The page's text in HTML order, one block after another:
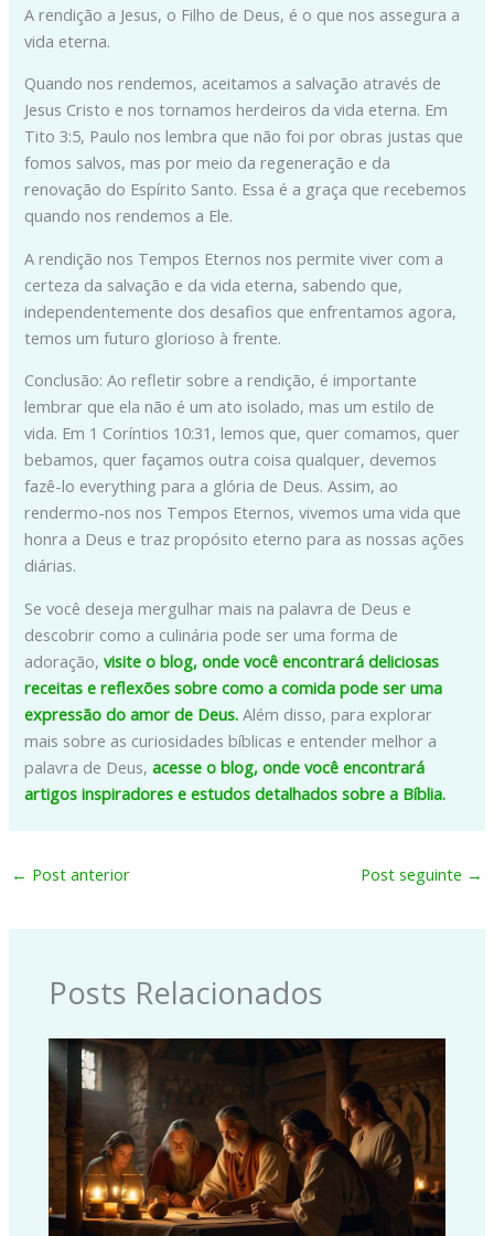
A rendição a Jesus, o Filho de Deus, é o que nos assegura a
vida eterna.
Quando nos rendemos, aceitamos a salvação através de
Jesus Cristo e nos tornamos herdeiros da vida eterna. Em
Tito 3:5, Paulo nos lembra que não foi por obras justas que
fomos salvos, mas por meio da regeneração e da
renovação do Espírito Santo. Essa é a graça que recebemos
quando nos rendemos a Ele.
A rendição nos Tempos Eternos nos permite viver com a
certeza da salvação e da vida eterna, sabendo que,
independentemente dos desafios que enfrentamos agora,
temos um futuro glorioso à frente.
Conclusão: Ao refletir sobre a rendição, é importante
lembrar que ela não é um ato isolado, mas um estilo de
vida. Em 1 Coríntios 10:31, lemos que, quer comamos, quer
bebamos, quer façamos outra coisa qualquer, devemos
fazê-lo everything para a glória de Deus. Assim, ao
rendermo-nos nos Tempos Eternos, vivemos uma vida que
honra a Deus e traz propósito eterno para as nossas ações
diárias.
Se você deseja mergulhar mais na palavra de Deus e
descobrir como a culinária pode ser uma forma de
adoração, visite o blog, onde você encontrará deliciosas
receitas e reflexões sobre como a comida pode ser uma
expressão do amor de Deus. Além disso, para explorar
mais sobre as curiosidades bíblicas e entender melhor a
palavra de Deus,acesse o blog, onde você encontrará
artigos inspiradores e estudos detalhados sobre a Bíblia.
← Post anterior Post seguinte →
Posts Relacionados